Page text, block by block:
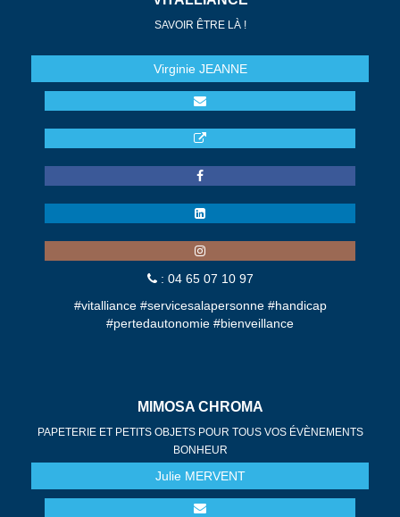
SAVOIR ÊTRE LÀ !
Virginie JEANNE
: 04 65 07 10 97
#vitalliance #servicesalapersonne #handicap
#pertedautonomie #bienveillance
MIMOSA CHROMA
PAPETERIE ET PETITS OBJETS POUR TOUS VOS ÉVÈNEMENTS
BONHEUR
Julie MERVENT